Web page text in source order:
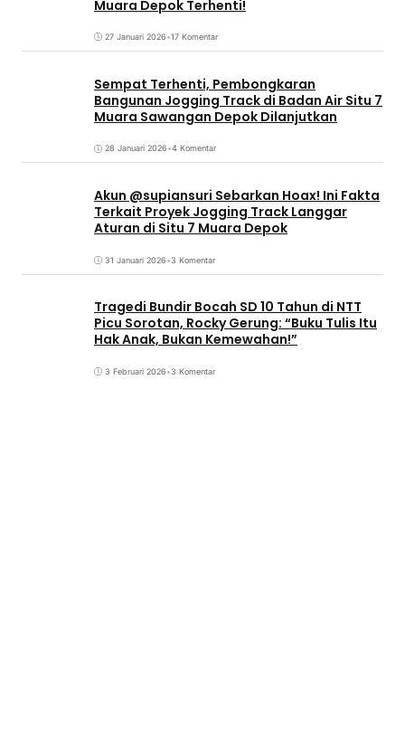
Muara Depok Terhenti!
27 Januari 2026•17 Komentar
Sempat Terhenti, Pembongkaran
Bangunan Jogging Track di Badan Air Situ 7
Muara Sawangan Depok Dilanjutkan
28 Januari 2026•4 Komentar
Akun @supiansuri Sebarkan Hoax! Ini Fakta
Terkait Proyek Jogging Track Langgar
Aturan di Situ 7 Muara Depok
31 Januari 2026•3 Komentar
Tragedi Bundir Bocah SD 10 Tahun di NTT
Picu Sorotan, Rocky Gerung: “Buku Tulis Itu
Hak Anak, Bukan Kemewahan!”
3 Februari 2026•3 Komentar